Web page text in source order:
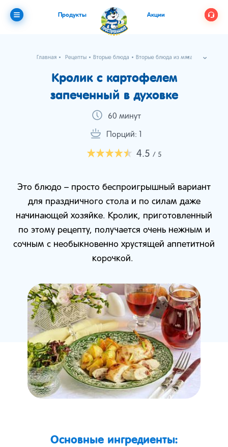
Продукты Акции
Главная Рецепты Вторые блюда
Вторые блюда из мяса
Кролик с картофелем
запеченный в духовке
60 минут
Порций: 1
4.5 / 5
Это блюдо – просто беспроигрышный вариант
для праздничного стола и по силам даже
начинающей хозяйке. Кролик, приготовленный
по этому рецепту, получается очень нежным и
сочным с необыкновенно хрустящей аппетитной
корочкой.
Основные ингредиенты: